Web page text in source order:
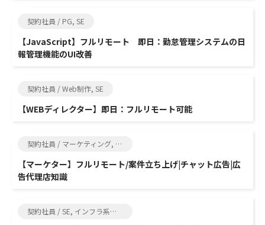
契約社員 / PG, SE
【JavaScript】フルリモート 即日：勤怠管理システムの日
報管理機能のUI改善
契約社員 / Web制作, SE
【WEBディレクター】即日：フルリモート可能
契約社員 / マーケティング, SE
【マーケター】フルリモート/案件立ち上げ|チャット広告|広
告代理店知識
契約社員 / SE, インフラ系エンジニア